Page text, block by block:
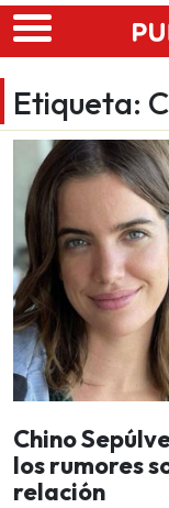
Skip to main content
Etiqueta:
Chino
los rumores
relación